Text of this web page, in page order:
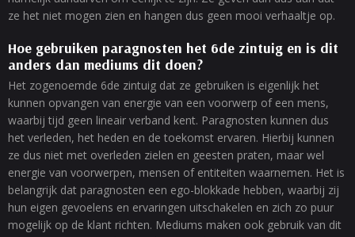
ze het niet mogen zien en hangen dus geen mooi verhaaltje op.
Hoe gebruiken paragnosten het 6de zintuig en is dit
anders dan mediums dit doen?
Het zogenoemde 6de zintuig dat ze gebruiken is eigenlijk het
kunnen opvangen van energie van een voorwerp of een mens,
waarbij tijd geen lineair verband kent. Paragnosten kunnen dus
het verleden, het heden en de toekomst ervaren. Hierbij kunnen
ze dus niet met overleden zielen en geesten praten, maar wel
energie van voorwerpen, mensen of entiteiten waarnemen. Het is
belangrijk dat paragnosten een ego-blokkade hebben, waarbij zij
hun eigen gevoelens en ervaringen uitschakelen en zich zo puur
mogelijk op de klant richten. Mediums maken ook gebruik van dit